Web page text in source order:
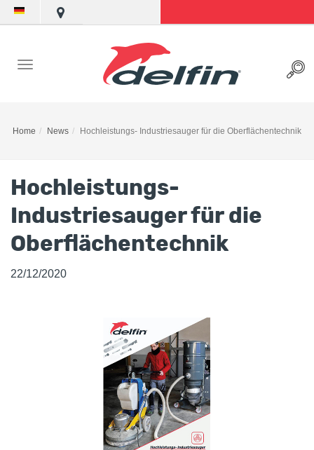
Home News Hochleistungs- Industriesauger für die Oberflächentechnik
Hochleistungs-
Industriesauger für die
Oberflächentechnik
22/12/2020